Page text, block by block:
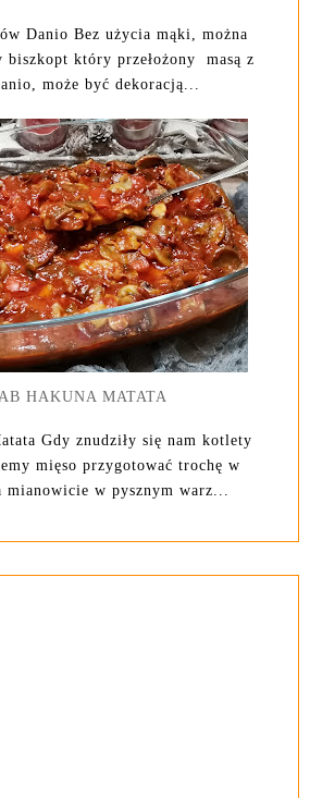
Danio Bez użycia mąki, można
biszkopt który przełożony masą z
może być dekoracją...
HAKUNA MATATA
Gdy znudziły się nam kotlety
mięso przygotować trochę w
mianowicie w pysznym warz...